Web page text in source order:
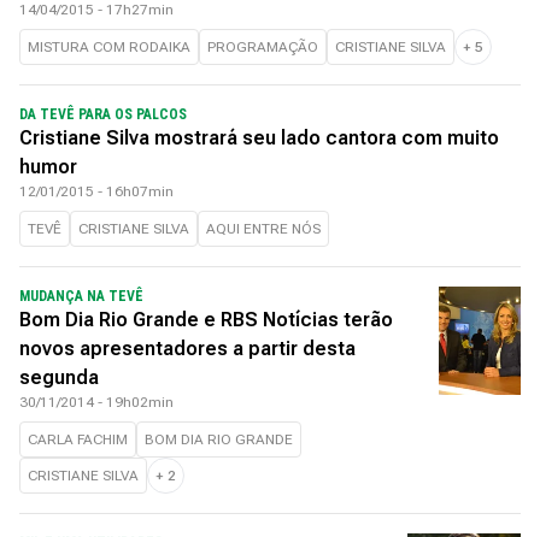
14/04/2015 - 17h27min
MISTURA COM RODAIKA PROGRAMAÇÃO CRISTIANE SILVA + 5
DA TEVÊ PARA OS PALCOS
Cristiane Silva mostrará seu lado cantora com muito
humor
12/01/2015 - 16h07min
TEVÊ CRISTIANE SILVA AQUI ENTRE NÓS
MUDANÇA NA TEVÊ
Bom Dia Rio Grande e RBS Notícias terão
novos apresentadores a partir desta
segunda
30/11/2014 - 19h02min
CARLA FACHIM BOM DIA RIO GRANDE
CRISTIANE SILVA + 2